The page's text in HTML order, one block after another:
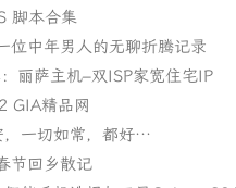
脚本合集
位中年男人的无聊折腾记录
丽萨主机–双ISP家宽住宅IP
GIA精品网
，一切如常，都好…
节回乡散记